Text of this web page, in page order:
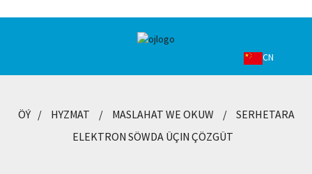
CN
ÖÝ HYZMAT MASLAHAT WE OKUW
SERHETARA
ELEKTRON SÖWDA ÜÇIN ÇÖZGÜT